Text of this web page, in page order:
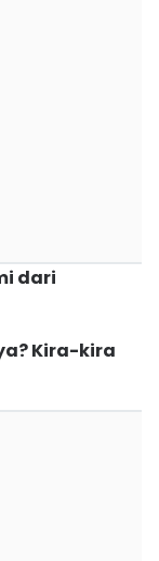
dari
Kira-kira